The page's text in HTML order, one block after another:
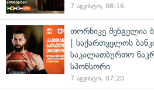
7 აგვისტო, 08:16
თორნიკე შენგელია
| საქართველოს
საკალათბურთო
სპონსორი
7 აგვისტო, 07:20